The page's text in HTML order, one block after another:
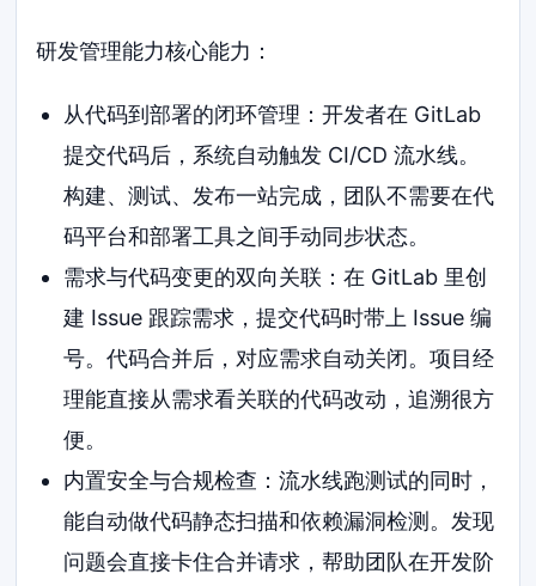
研发管理能力核心能力：
从代码到部署的闭环管理：开发者在 GitLab
提交代码后，系统自动触发 CI/CD 流水线。
构建、测试、发布一站完成，团队不需要在代
码平台和部署工具之间手动同步状态。
需求与代码变更的双向关联：在 GitLab 里创
建 Issue 跟踪需求，提交代码时带上 Issue 编
号。代码合并后，对应需求自动关闭。项目经
理能直接从需求看关联的代码改动，追溯很方
便。
内置安全与合规检查：流水线跑测试的同时，
能自动做代码静态扫描和依赖漏洞检测。发现
问题会直接卡住合并请求，帮助团队在开发阶